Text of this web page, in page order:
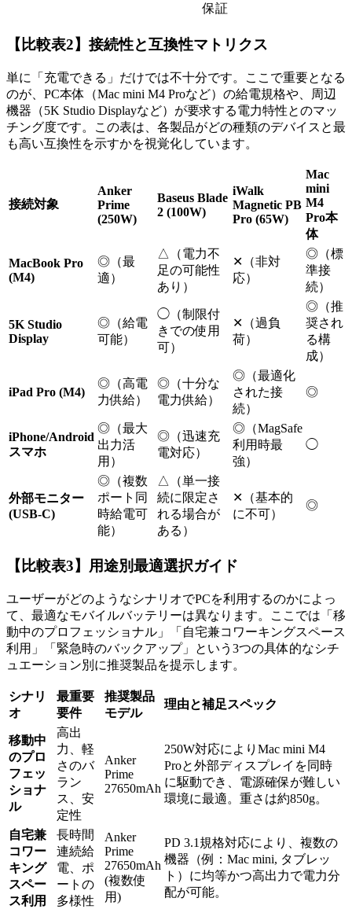
保証
【比較表2】接続性と互換性マトリクス
単に「充電できる」だけでは不十分です。ここで重要となる
のが、PC本体（Mac mini M4 Proなど）の給電規格や、周辺
機器（5K Studio Displayなど）が要求する電力特性とのマッ
チング度です。この表は、各製品がどの種類のデバイスと最
も高い互換性を示すかを視覚化しています。
接続対象
Anker
Prime
(250W)
Baseus Blade
2 (100W)
iWalk
Magnetic PB
Pro (65W)
Mac
mini
M4
Pro本
体
MacBook Pro
(M4)
◎（最
適）
△（電力不
足の可能性
あり）
✕（非対
応）
◎（標
準接
続）
5K Studio
Display
◎（給電
可能）
◯（制限付
きでの使用
可）
✕（過負
荷）
◎（推
奨され
る構
成）
iPad Pro (M4)
◎（高電
力供給）
◎（十分な
電力供給）
◎（最適化
された接
続）
◎
iPhone/Android
スマホ
◎（最大
出力活
用）
◎（迅速充
電対応）
◎（MagSafe
利用時最
強）
◯
外部モニター
(USB-C)
◎（複数
ポート同
時給電可
能）
△（単一接
続に限定さ
れる場合が
ある）
✕（基本的
に不可）
◎
【比較表3】用途別最適選択ガイド
ユーザーがどのようなシナリオでPCを利用するのかによっ
て、最適なモバイルバッテリーは異なります。ここでは「移
動中のプロフェッショナル」「自宅兼コワーキングスペース
利用」「緊急時のバックアップ」という3つの具体的なシチ
ュエーション別に推奨製品を提示します。
シナリ
オ
最重要
要件
推奨製品
モデル
理由と補足スペック
移動中
のプロ
フェッ
ショナ
ル
高出
力、軽
さのバ
ラン
ス、安
定性
Anker
Prime
27650mAh
250W対応によりMac mini M4
Proと外部ディスプレイを同時
に駆動でき、電源確保が難しい
環境に最適。重さは約850g。
自宅兼
コワー
キング
スペー
ス利用
長時間
連続給
電、ポ
ートの
多様性
Anker
Prime
27650mAh
(複数使
用)
PD 3.1規格対応により、複数の
機器（例：Mac mini, タブレッ
ト）に均等かつ高出力で電力分
配が可能。